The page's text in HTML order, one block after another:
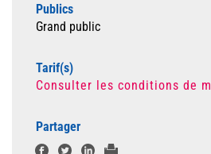
Publics
Grand public
Tarif(s)
Consulter les conditions de
Partager